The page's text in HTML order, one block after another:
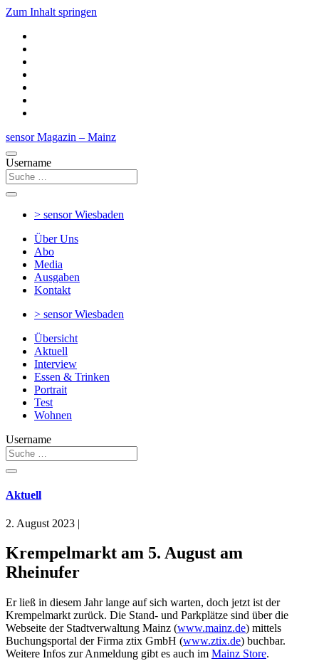
Zum Inhalt springen
sensor Magazin – Mainz
Username
> sensorWiesbaden
Über Uns
Abo
Media
Ausgaben
Kontakt
> sensorWiesbaden
Übersicht
Aktuell
Interview
Essen & Trinken
Portrait
Test
Wohnen
Username
Aktuell
2. August 2023 |
Krempelmarkt am 5. August am
Rheinufer
Er ließ in diesem Jahr lange auf sich warten, doch jetzt ist der
Krempelmarkt zurück. Die Stand- und Parkplätze sind über die
Webseite der Stadtverwaltung Mainz (www.mainz.de) mittels
Buchungsportal der Firma ztix GmbH (www.ztix.de) buchbar.
Weitere Infos zur Anmeldung gibt es auch im Mainz Store.